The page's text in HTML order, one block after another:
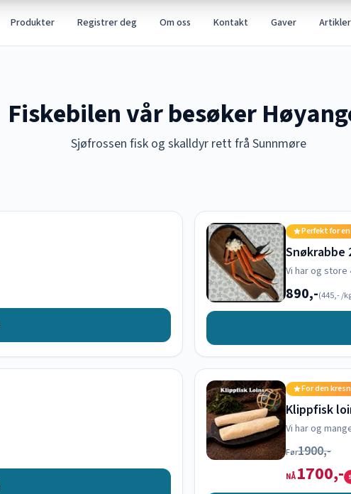
Produkter Registrer deg Om oss Kontakt Gaver Artikler
Fiskebilen vår besøker
Sjøfrossen fisk og skalldyr rett frå Sunnmøre
Perfekt for
Snøkrabbe
Vi har og
890,-(445,-/
For den
Klippfisk
Vi har og
Før1900,-
NÅ 1700,-